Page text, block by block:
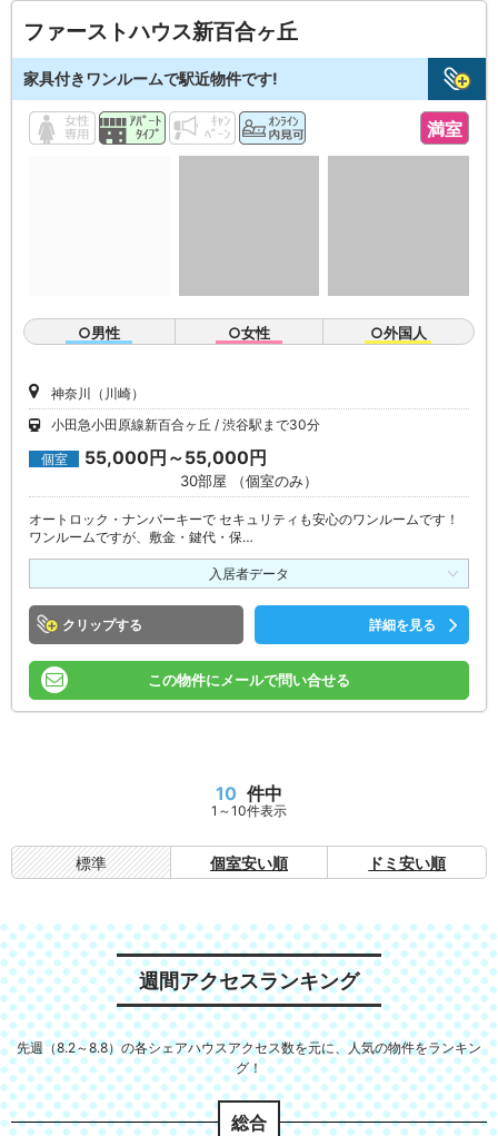
ファーストハウス新百合ヶ丘
家具付きワンルームで駅近物件です!
満室
○男性 ○女性 ○外国人
神奈川（川崎）
小田急小田原線新百合ヶ丘
渋谷駅まで30分
個室 55,000円～55,000円
30部屋 （個室のみ）
オートロック・ナンバーキーで セキュリティも安心のワンルームです！
ワンルームですが、敷金・鍵代・保…
入居者データ
クリップ 詳細を見る
この物件にメールで問い合せる
10 件中
1～10件表示
標準 個室安い順 ドミ安い順
週間アクセスランキング
先週（8.2～8.8）の各シェアハウスアクセス数を元に、人気の物件をランキン
グ！
総合